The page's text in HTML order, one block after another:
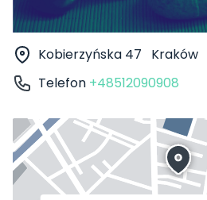
Kobierzyńska 47 Kraków
Telefon +48512090908